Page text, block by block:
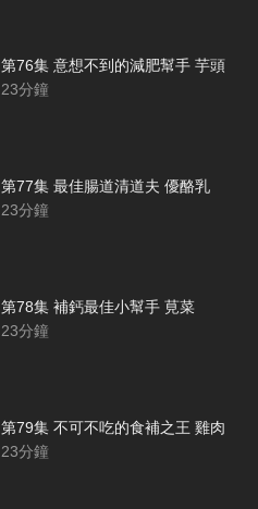
第76集 意想不到的減肥幫手 芋頭
23分鐘
第77集 最佳腸道清道夫 優酪乳
23分鐘
第78集 補鈣最佳小幫手 莧菜
23分鐘
第79集 不可不吃的食補之王 雞肉
23分鐘